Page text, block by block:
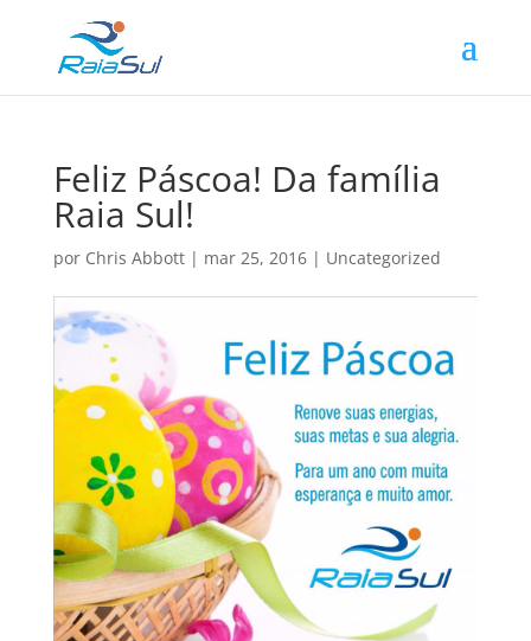
Feliz Páscoa! Da família
Raia Sul!
por Chris Abbott| mar 25, 2016| Uncategorized